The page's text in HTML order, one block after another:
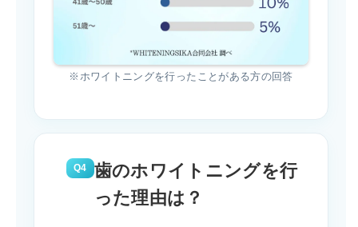
※ホワイトニングを行ったことがある方の回答
Q4
歯のホワイトニングを行
った理由は？